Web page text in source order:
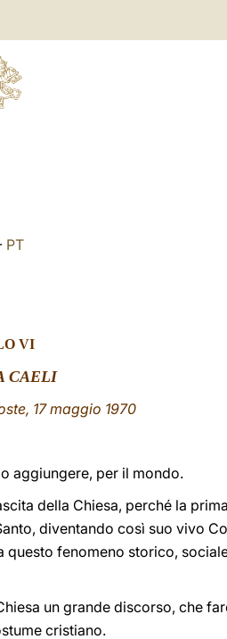
PT
VI
CAELI
17maggio 1970
aggiungere, per il mondo.
della Chiesa, perché la
diventando così suo vivo
fenomeno storico,
un grande discorso, che
cristiano.